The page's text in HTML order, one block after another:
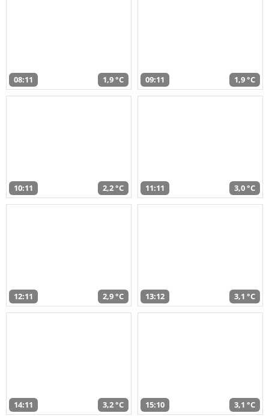
08:11 1,9 °C 09:11 1,9 °C
10:11 2,2 °C 11:11 3,0 °C
12:11 2,9 °C 13:12 3,1 °C
14:11 3,2 °C 15:10 3,1 °C